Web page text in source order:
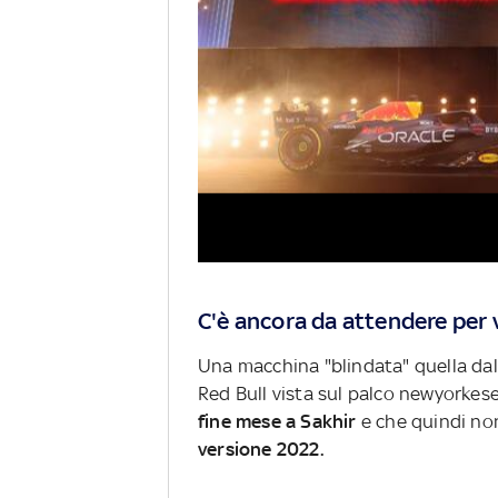
C'è ancora da attendere per
Una macchina "blindata" quella
Red Bull vista sul palco
fine mese a Sakhir e che quindi
versione 2022.